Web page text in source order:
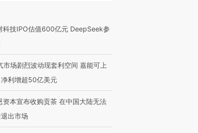
科技IPO估值600亿元 DeepSeek参
市场剧烈波动现套利空间 嘉能可上
利增超50亿美元
资本宣布收购贡茶 在中国大陆无法
出市场